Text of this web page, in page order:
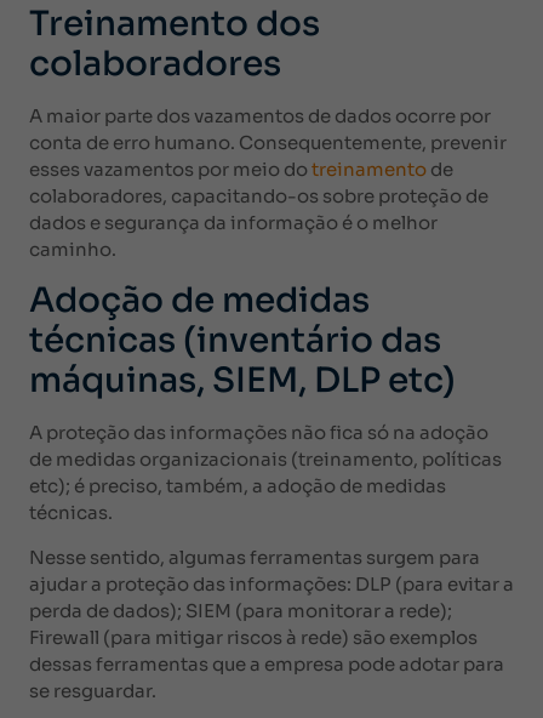
Treinamento dos
colaboradores
A maior parte dos vazamentos de dados ocorre por
conta de erro humano. Consequentemente, prevenir
esses vazamentos por meio do treinamento de
colaboradores, capacitando-os sobre proteção de
dados e segurança da informação é o melhor
caminho.
Adoção de medidas
técnicas (inventário das
máquinas, SIEM, DLP etc)
A proteção das informações não fica só na adoção
de medidas organizacionais (treinamento, políticas
etc); é preciso, também, a adoção de medidas
técnicas.
Nesse sentido, algumas ferramentas surgem para
ajudar a proteção das informações: DLP (para evitar a
perda de dados); SIEM (para monitorar a rede);
Firewall (para mitigar riscos à rede) são exemplos
dessas ferramentas que a empresa pode adotar para
se resguardar.